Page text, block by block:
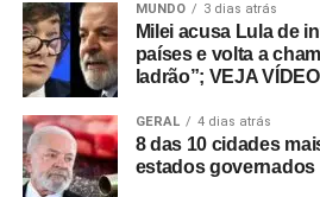
MUNDO 3 dias atrás
Milei acusa Lula de
países e volta a
ladrão”; VEJA
GERAL 4 dias atrás
8 das 10 cidades
estados governados